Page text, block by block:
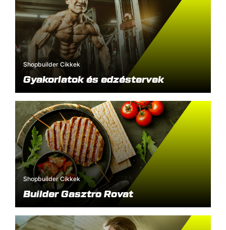
Shopbuilder Cikkek
Gyakorlatok és edzéstervek
Shopbuilder Cikkek
Builder Gasztro Rovat